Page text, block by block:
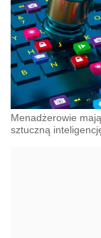
Menadżerowie
sztuczną